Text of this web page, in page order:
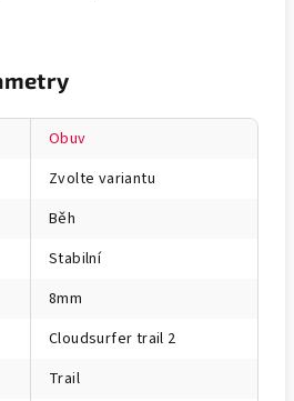
Obuv
Zvolte variantu
Běh
Stabilní
8mm
Cloudsurfer trail 2
Trail